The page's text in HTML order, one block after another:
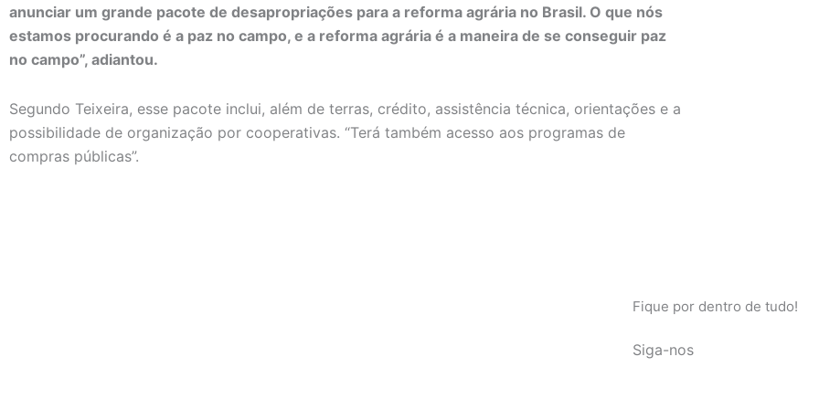
anunciar um grande pacote de desapropriações para a reforma agrária no Brasil. O que nós
estamos procurando é a paz no campo, e a reforma agrária é a maneira de se conseguir paz
no campo”, adiantou.
Segundo Teixeira, esse pacote inclui, além de terras, crédito, assistência técnica, orientações e a
possibilidade de organização por cooperativas. “Terá também acesso aos programas de
compras públicas”.
Fique por dentro de tudo!
Siga-nos